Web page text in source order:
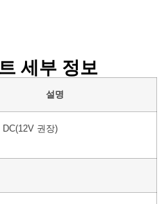
세부 정보
설명
DC(12V 권장)